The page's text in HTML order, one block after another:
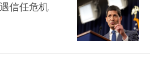
信任危机